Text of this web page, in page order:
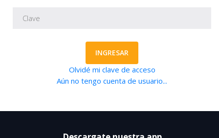
INGRESAR
Olvidé mi clave de acceso
Aún no tengo cuenta de usuario...